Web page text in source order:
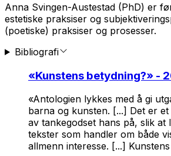
Anna Svingen-Austestad (PhD) er
estetiske praksiser og
(poetiske) praksiser og prosesser.
Bibliografi
«Kunstens betydning?» -
«Antologien lykkes med å gi
barna og kunsten. [...] Det er
av tankegodset hans på, slik
tekster som handler om både
allmenn interesse. [...]